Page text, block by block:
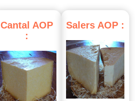
Cantal AOP
:
Salers AOP :